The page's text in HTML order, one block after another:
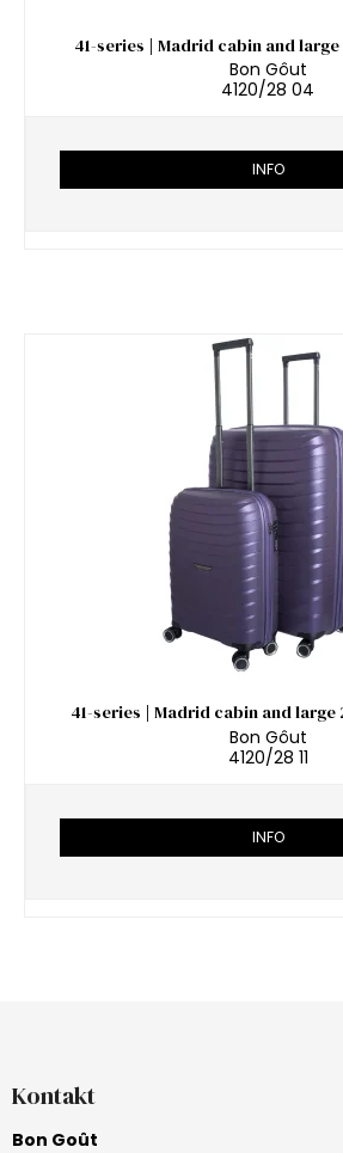
41-series | Madrid cabin and
Bon Gôut
4120/28 04
INFO
41-series | Madrid cabin and
Bon Gôut
4120/28 11
INFO
Kontakt
Bon Goût